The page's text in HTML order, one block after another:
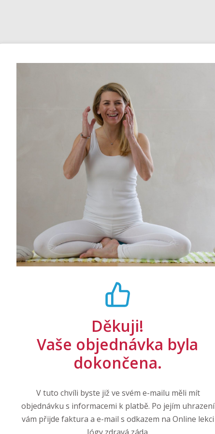
Děkuji!
Vaše objednávka byla
dokončena.
V tuto chvíli byste již ve svém e-mailu měli mít
objednávku s informacemi k platbě. Po jejím uhrazení
vám přijde faktura a e-mail s odkazem na Online lekci